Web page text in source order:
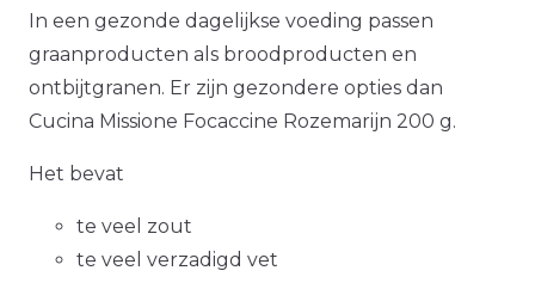
In een gezonde dagelijkse voeding passen
graanproducten als broodproducten en
ontbijtgranen. Er zijn gezondere opties dan
Cucina Missione Focaccine Rozemarijn 200 g.
Het bevat
te veel zout
te veel verzadigd vet